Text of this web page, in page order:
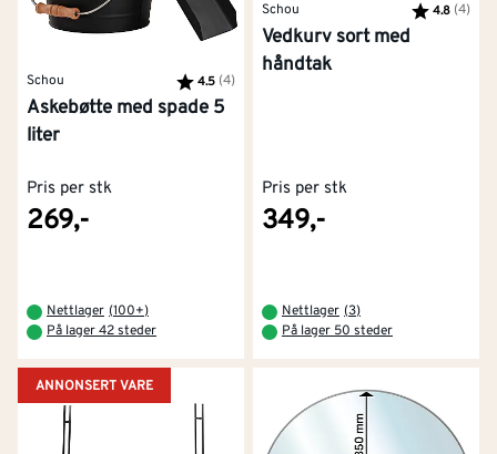
Schou Karakter:
4.5 (4)
Askebøtte med spade 5
liter
Pris per stk
269,-
Nettlager (100+)
På lager 42 steder
Schou Karakter:
4.8 (4)
Vedkurv sort med
håndtak
Pris per stk
349,-
Nettlager (3)
På lager 50 steder
ANNONSERT VARE